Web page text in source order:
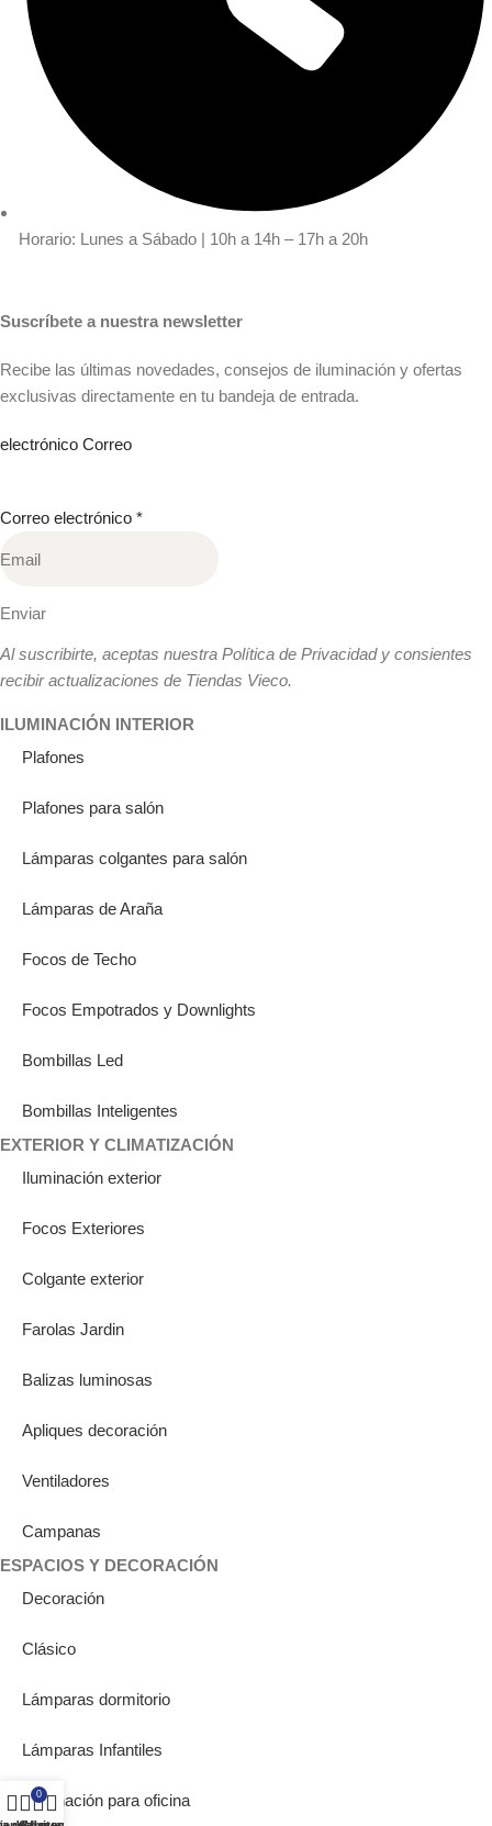
Horario: Lunes a Sábado | 10h a 14h – 17h a 20h
Suscríbete a nuestra newsletter
Recibe las últimas novedades, consejos de iluminación y ofertas
exclusivas directamente en tu bandeja de entrada.
electrónico Correo
Correo electrónico *
Enviar
Al suscribirte, aceptas nuestra Política de Privacidad y consientes
recibir actualizaciones de Tiendas Vieco.
ILUMINACIÓN INTERIOR
Plafones
Plafones para salón
Lámparas colgantes para salón
Lámparas de Araña
Focos de Techo
Focos Empotrados y Downlights
Bombillas Led
Bombillas Inteligentes
EXTERIOR Y CLIMATIZACIÓN
Iluminación exterior
Focos Exteriores
Colgante exterior
Farolas Jardin
Balizas luminosas
Apliques decoración
Ventiladores
Campanas
ESPACIOS Y DECORACIÓN
Decoración
Clásico
Lámparas dormitorio
Lámparas Infantiles
Iluminación para oficina
0